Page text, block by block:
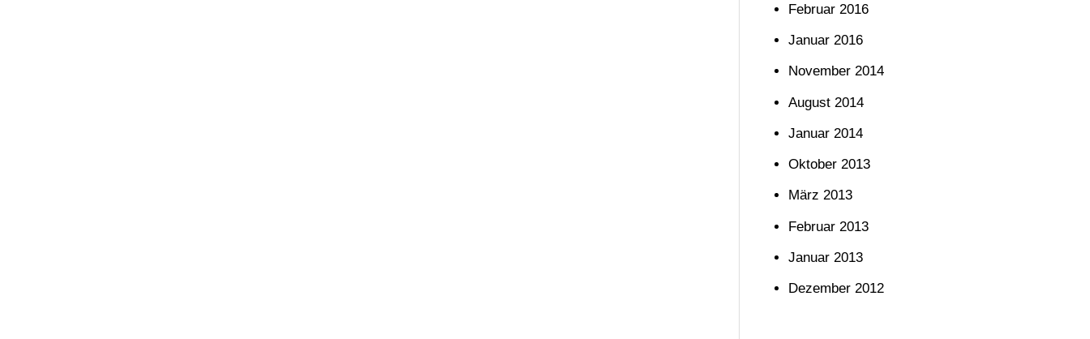
Februar 2016
Januar 2016
November 2014
August 2014
Januar 2014
Oktober 2013
März 2013
Februar 2013
Januar 2013
Dezember 2012